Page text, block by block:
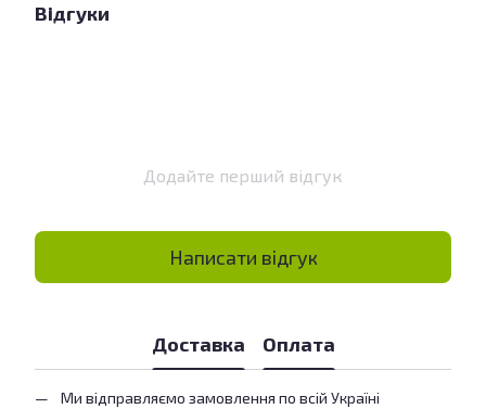
Відгуки
Додайте перший відгук
Написати відгук
Доставка Оплата
Ми відправляємо замовлення по всій Україні